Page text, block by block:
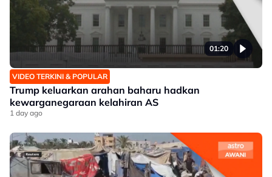
01:20
VIDEO TERKINI & POPULAR
Trump keluarkan arahan baharu hadkan
kewarganegaraan kelahiran AS
1 day ago